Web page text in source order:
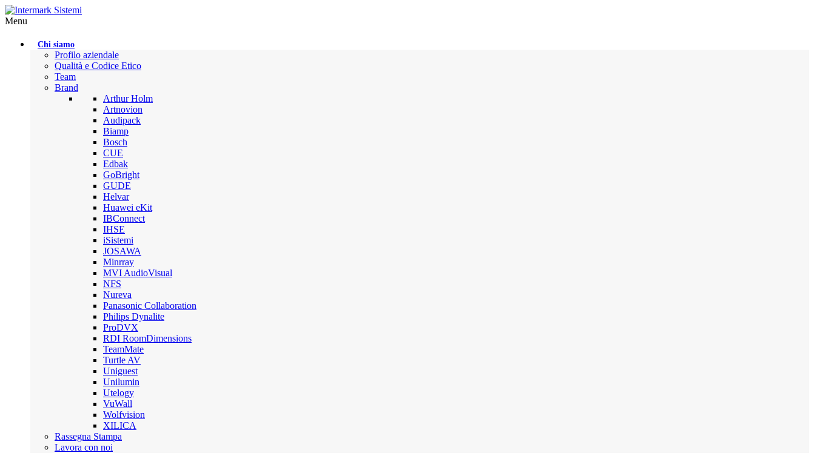
Menu
Chi siamo
Profilo aziendale
Qualità e Codice Etico
Team
Brand
Arthur Holm
Artnovion
Audipack
Biamp
Bosch
CUE
Edbak
GoBright
GUDE
Helvar
Huawei eKit
IBConnect
IHSE
iSistemi
JOSAWA
Minrray
MVI AudioVisual
NFS
Nureva
Panasonic Collaboration
Philips Dynalite
ProDVX
RDI RoomDimensions
TeamMate
Turtle AV
Uniguest
Unilumin
Utelogy
VuWall
Wolfvision
XILICA
Rassegna Stampa
Lavora con noi